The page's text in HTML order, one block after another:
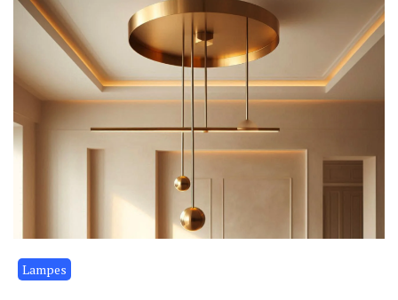
Lampes